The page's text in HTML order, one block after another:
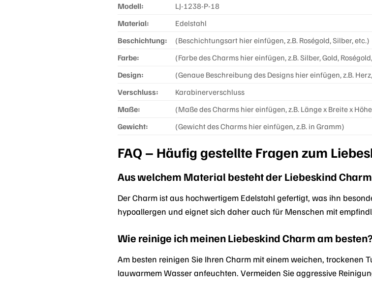
Modell:
LJ-1238-P-18
Material:
Edelstahl
Beschichtung:
(Beschichtungsart hier einfügen, z.B. Roségold, Silber, etc.)
Farbe:
(Farbe des Charms hier einfügen, z.B. Silber, Gold,
Design:
(Genaue Beschreibung des Designs hier einfügen, z.B.
Verschluss:
Karabinerverschluss
Maße:
(Maße des Charms hier einfügen, z.B. Länge x Breite x
Gewicht:
(Gewicht des Charms hier einfügen, z.B. in Gramm)
FAQ – Häufig gestellte Fragen zum
Aus welchem Material besteht der Liebeskind Charm
Der Charm ist aus hochwertigem Edelstahl gefertigt, was ihn
hypoallergen und eignet sich daher auch für Menschen mit
Wie reinige ich meinen Liebeskind Charm am
Am besten reinigen Sie Ihren Charm mit einem weichen, trockenen
lauwarmem Wasser anfeuchten. Vermeiden Sie aggressive